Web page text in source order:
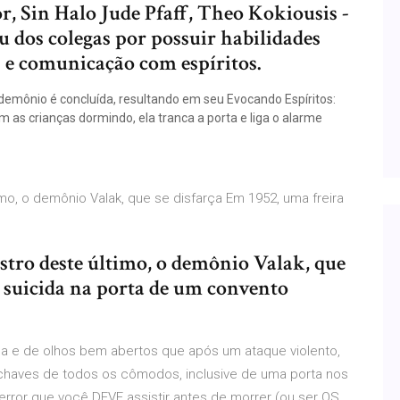
Sin Halo Jude Pfaff, Theo Kokiousis -
dos colegas por possuir habilidades
comunicação com espíritos.
é concluída, resultando em seu Evocando Espíritos:
as crianças dormindo, ela tranca a porta e liga o alarme
o demônio Valak, que se disfarça Em 1952, uma freira
deste último, o demônio Valak, que
na porta de um convento
e de olhos bem abertos que após um ataque violento,
de todos os cômodos, inclusive de uma porta nos